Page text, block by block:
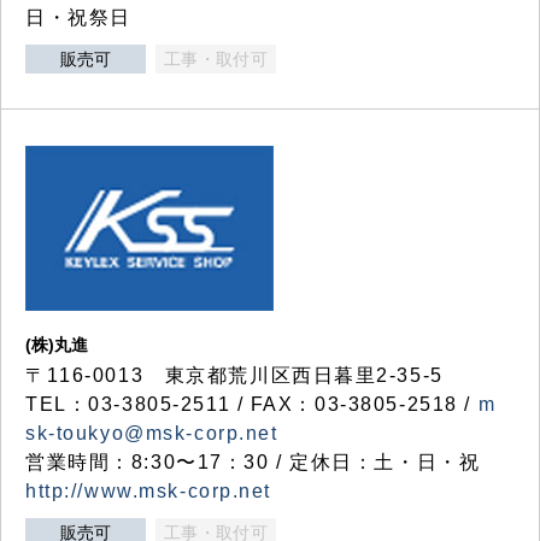
日・祝祭日
販売可 工事・取付可
(株)丸進
〒116-0013 東京都荒川区西日暮里2-35-5
TEL：03-3805-2511 / FAX：03-3805-2518 / m
sk-toukyo@msk-corp.net
営業時間：8:30〜17：30 / 定休日：土・日・祝
http://www.msk-corp.net
販売可 工事・取付可